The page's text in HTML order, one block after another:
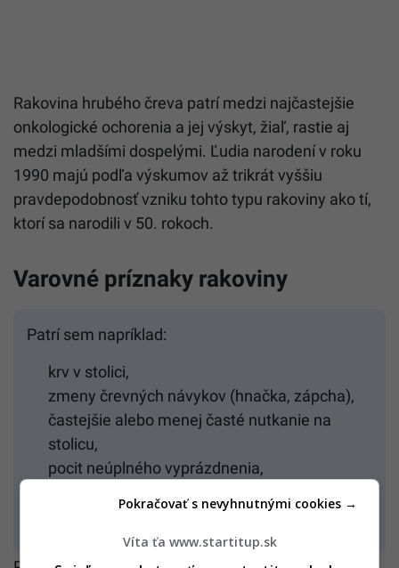
Rakovina hrubého čreva patrí medzi najčastejšie
onkologické ochorenia a jej výskyt, žiaľ, rastie aj
medzi mladšími dospelými. Ľudia narodení v roku
1990 majú podľa výskumov až trikrát vyššiu
pravdepodobnosť vzniku tohto typu rakoviny ako tí,
ktorí sa narodili v 50. rokoch.
Varovné príznaky rakoviny
Patrí sem napríklad:
krv v stolici,
zmeny črevných návykov (hnačka, zápcha),
častejšie alebo menej časté nutkanie na
stolicu,
pocit neúplného vyprázdnenia,
pocit hrčky alebo prekážky v bruchu.
Víta ťa www.startitup.sk
Pokračovať s nevyhnutnými cookies →